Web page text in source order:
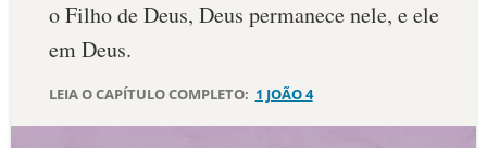
PALAVRA DO DIA
DEVOCIONAL DIÁRIO
o Filho de Deus, Deus permanece nele, e ele
em Deus.
LEIA O CAPÍTULO COMPLETO: 1 JOÃO 4